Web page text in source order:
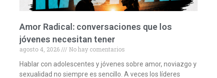
Amor Radical: conversaciones que los
jóvenes necesitan tener
agosto 4, 2026
No hay comentarios
Hablar con adolescentes y jóvenes sobre amor, noviazgo y
sexualidad no siempre es sencillo. A veces los líderes